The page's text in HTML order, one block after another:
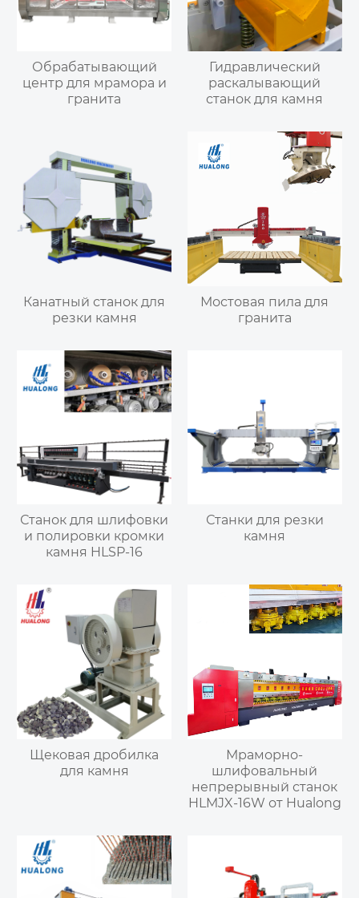
Обрабатывающий
центр для мрамора и
гранита
Гидравлический
раскалывающий
станок для камня
Канатный станок для
резки камня
Мостовая пила для
гранита
Станок для шлифовки
и полировки кромки
камня HLSP-16
Станки для резки
камня
Щековая дробилка
для камня
Мраморно-
шлифовальный
непрерывный станок
HLMJX-16W от Hualong